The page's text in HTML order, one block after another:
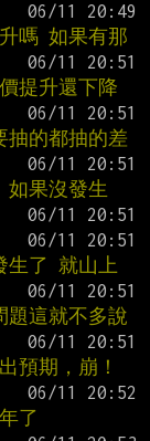
嗎 如果有那
提升還下降
的都抽的差
果沒發生
生了 就山上
這就不多說
預期，崩！
了